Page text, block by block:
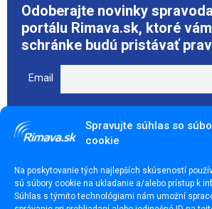
Spravujte súhlas so
cookie
Na poskytovanie tých najlepších skúseností
sú súbory cookie na ukladanie a/alebo prístup k
Súhlas s týmito technológiami nám umožní
Odoberajte novinky
portálu Rimava.sk, ktoré
schránke budú pristávať
Email
Páčil sa ti článok? Zdieľaj ho